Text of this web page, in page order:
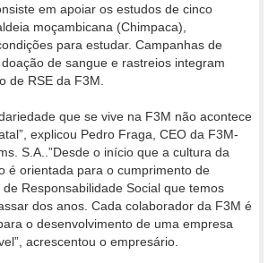
em apoiar os estudos de cinco
moçambicana (Chimpaca),
para estudar. Campanhas de
de sangue e rastreios integram
de RSE da F3M.
que se vive na F3M não acontece
explicou Pedro Fraga, CEO da F3M-
S.A..”Desde o início que a cultura da
é orientada para o cumprimento de
Responsabilidade Social que temos
dos anos. Cada colaborador da F3M é
o desenvolvimento de uma empresa
acrescentou o empresário.